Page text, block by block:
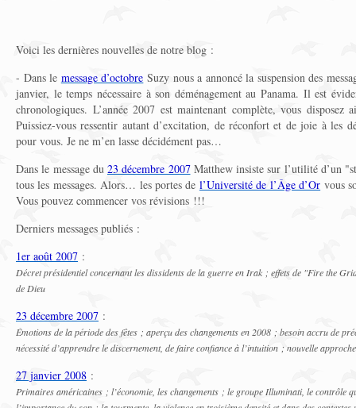
Voici les dernières nouvelles de notre blog :
- Dans le message d’octobre Suzy nous a annoncé la suspension des
janvier, le temps nécessaire à son déménagement au Panama. Il est
chronologiques. L’année 2007 est maintenant complète, vous disposez
Puissiez-vous ressentir autant d’excitation, de réconfort et de joie à les
pour vous. Je ne m’en lasse décidément pas…
Dans le message du 23 décembre 2007Matthew insiste sur l’utilité d’un
tous les messages. Alors… les portes de l’Université de l’Âge d’Or vous
Vous pouvez commencer vos révisions !!!
Derniers messages publiés :
1er août 2007 :
Décret présidentiel concernant les dissidents de la guerre en Irak ; effets de "Fire the
de Dieu
23 décembre 2007 :
Émotions de la période des fêtes ; aperçu des changements en 2008 ; besoin accru de
nécessité d’apprendre le discernement, de faire confiance à l’intuition ; nouvelle
27 janvier 2008 :
Primaires américaines ; l’économie, les changements ; le groupe Illuminati, le contrôle